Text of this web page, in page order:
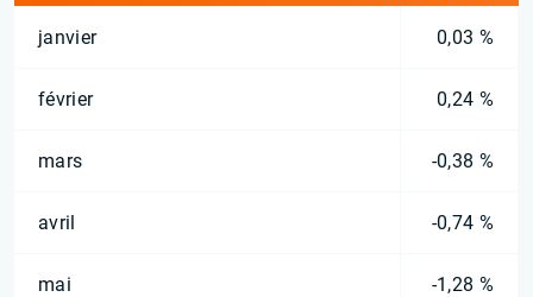
janvier 0,03 %
février 0,24 %
mars -0,38 %
avril -0,74 %
mai -1,28 %